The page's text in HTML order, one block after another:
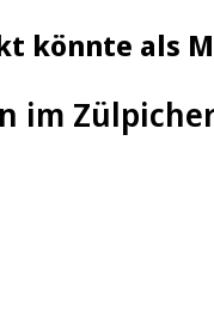
könnte als
im